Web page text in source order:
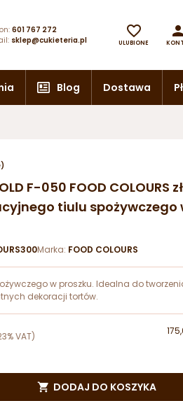
601 767 272
sklep@cukieteria.pl

ULUBIONE

Blog Dostawa
F-050 FOOD COLOURS
tiulu spożywczego
Marka: FOOD COLOURS
w proszku. Idealna do
dekoracji tortów.
VAT)
 DODAJ DO KOSZYKA